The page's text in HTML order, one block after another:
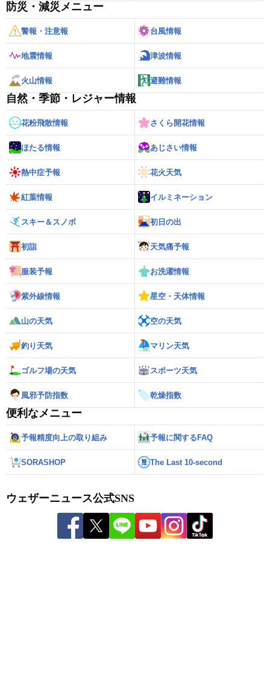
防災・減災メニュー
警報・注意報 台風情報
地震情報 津波情報
火山情報 避難情報
自然・季節・レジャー情報
花粉飛散情報 さくら開花情報
ほたる情報 あじさい情報
熱中症予報 花火天気
紅葉情報 イルミネーション
スキー＆スノボ 初日の出
初詣 天気痛予報
服装予報 お洗濯情報
紫外線情報 星空・天体情報
山の天気 空の天気
釣り天気 マリン天気
ゴルフ場の天気 スポーツ天気
風邪予防指数 乾燥指数
便利なメニュー
予報精度向上の取り組み 予報に関するFAQ
SORASHOP The Last 10-second
ウェザーニュース公式SNS